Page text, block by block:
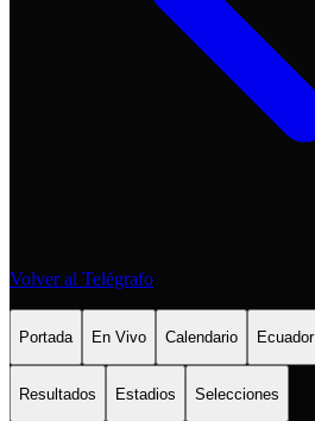
Volver al Telégrafo
Portada En Vivo Calendario Ecuador
Resultados Estadios Selecciones